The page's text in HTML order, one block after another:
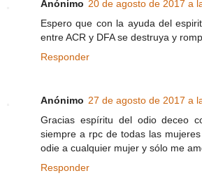
Anónimo 20 de agosto de 2017 a
Espero que con la ayuda del
entre ACR y DFA se destruya y
Responder
Anónimo 27 de agosto de 2017 a
Gracias espíritu del odio deceo
siempre a rpc de todas las
odie a cualquier mujer y sólo me
Responder